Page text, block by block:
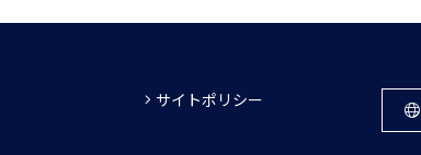
サイトポリシー